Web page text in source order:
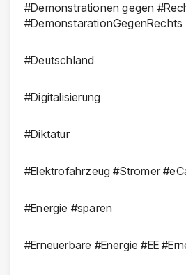
#Demonstrationen gegen
#DemonstarationGegenRechts
#Deutschland
#Digitalisierung
#Diktatur
#Elektrofahrzeug #Stromer
#Energie #sparen
#Erneuerbare #Energie #EE